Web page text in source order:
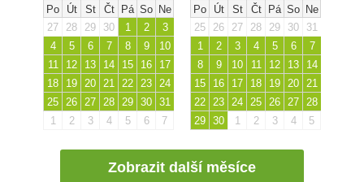
Po Út St Čt Pá So Ne
27
28 29 30 1 2
3
4
5 6 7 8 9
10
11
12 13 14 15 16
17
18
19 20 21 22 23 24
25 26 27 28 29 30 31
1
2 3 4 5 6 7
Po Út St Čt Pá So Ne
25
26 27 28 29 30
31
1
2 3 4 5 6
7
8
9 10 11 12 13
14
15
16 17 18 19 20 21
22 23 24 25 26 27 28
29 30 1 2 3 4 5
Zobrazit další měsíce